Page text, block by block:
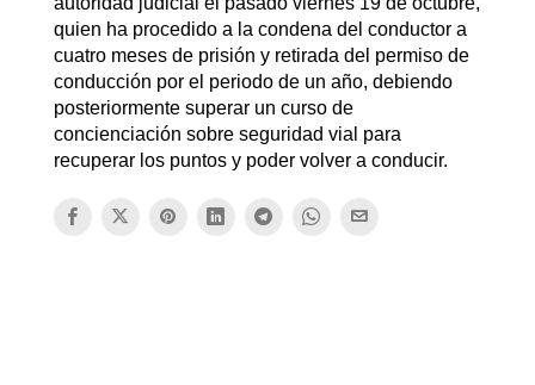
quien ha procedido a la condena del conductor a
cuatro meses de prisión y retirada del permiso de
conducción por el periodo de un año, debiendo
posteriormente superar un curso de
concienciación sobre seguridad vial para
recuperar los puntos y poder volver a conducir.